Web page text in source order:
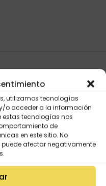
utilizamos tecnologías
o acceder a la información
estas tecnologías nos
de
en este sitio. No
puede afectar negativamente